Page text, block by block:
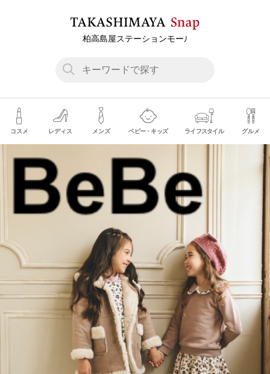
コスメ レディス メンズ ベビー・キッズ ライフスタイル グルメ